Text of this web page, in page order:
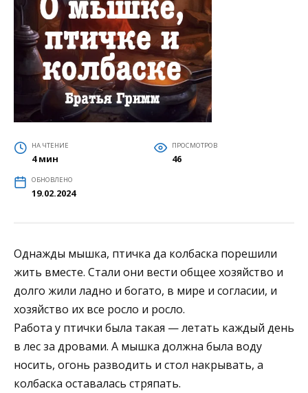
НА ЧТЕНИЕ
4 мин
ПРОСМОТРОВ
46
ОБНОВЛЕНО
19.02.2024
Однажды мышка, птичка да колбаска порешили
жить вместе. Стали они вести общее хозяйство и
долго жили ладно и богато, в мире и согласии, и
хозяйство их все росло и росло.
Работа у птички была такая — летать каждый день
в лес за дровами. А мышка должна была воду
носить, огонь разводить и стол накрывать, а
колбаска оставалась стряпать.